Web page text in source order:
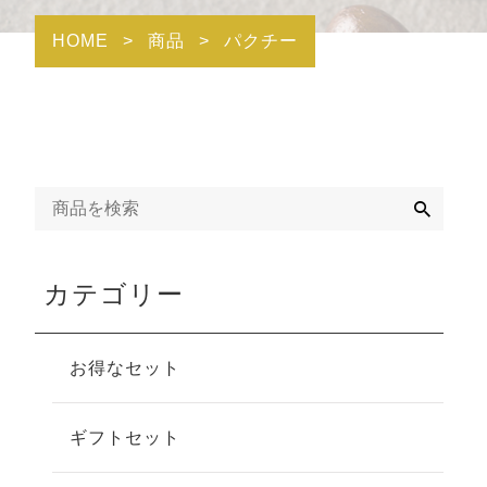
HOME > 商品 > パクチー
カテゴリー
お得なセット
ギフトセット